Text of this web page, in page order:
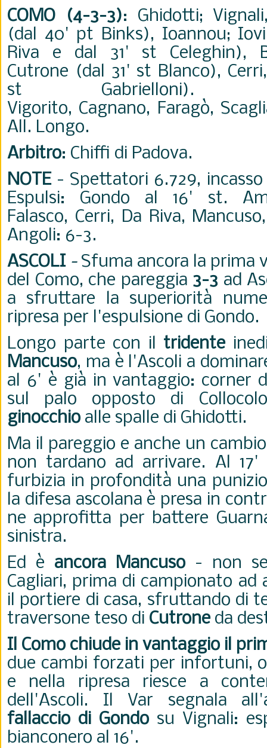
COMO (4-3-3): Ghidotti;
(dal 40' pt Binks), Ioannou;
Riva e dal 31' st Celeghin),
Cutrone (dal 31' st Blanco),
st
Vigorito, Cagnano, Faragò,
All. Longo.
Arbitro: Chiffi di Padova.
NOTE - Spettatori 6.729, incasso
Espulsi: Gondo al 16' st.
Falasco, Cerri, Da Riva,
Angoli: 6-3.
ASCOLI- Sfuma ancora la prima
del Como, che pareggia 3-3 ad
a sfruttare la superiorità
ripresa per l'espulsione di Gondo.
Longo parte con il tridente
Mancuso, ma è l'Ascoli a
al 6' è già in vantaggio: corner
sul palo opposto di
ginocchioalle spalle di Ghidotti.
Ma il pareggio e anche un
non tardano ad arrivare. Al
furbizia in profondità una
la difesa ascolana è presa in
ne approfitta per battere
sinistra.
Ed è ancora Mancuso- non
Cagliari, prima di campionato
il portiere di casa, sfruttando di
traversone teso di Cutroneda
Il Como chiude in vantaggio il
due cambi forzati per infortuni,
e nella ripresa riesce a
dell'Ascoli. Il Var segnala
fallaccio di Gondosu Vignali:
bianconero al 16'.